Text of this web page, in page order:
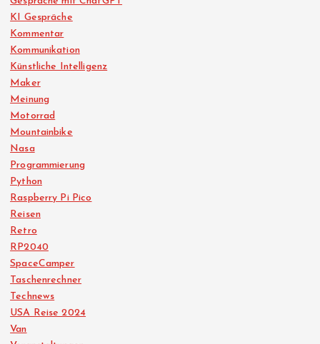
KI Gespräche
Kommentar
Kommunikation
Künstliche Intelligenz
Maker
Meinung
Motorrad
Mountainbike
Nasa
Programmierung
Python
Raspberry Pi Pico
Reisen
Retro
RP2040
SpaceCamper
Taschenrechner
Technews
USA Reise 2024
Van